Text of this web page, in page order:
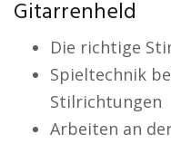
Gitarrenheld
Die richtige
Spieltechnik
Stilrichtungen
Arbeiten an